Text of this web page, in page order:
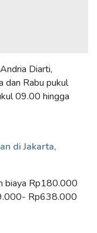
Diarti,
dan Rabu pukul
09.00 hingga
di Jakarta,
biaya Rp180.000
Rp638.000